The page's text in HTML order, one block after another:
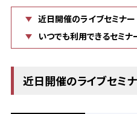
近日開催のライブセミナー
いつでも利用できるセミナ
近日開催のライブセミ